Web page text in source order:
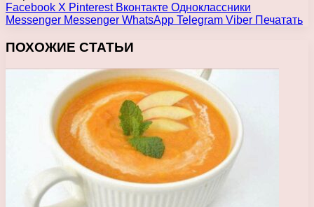
Facebook X Pinterest Вконтакте Одноклассники
Messenger Messenger WhatsApp Telegram Viber Печатать
ПОХОЖИЕ СТАТЬИ